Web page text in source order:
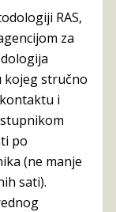
RAS,
za
kojeg stručno
i
po
(ne manje
sati).